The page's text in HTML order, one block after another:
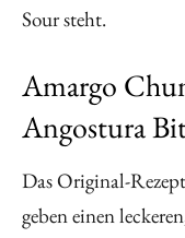
Sour steht.
Amargo
Angostura
Das Original-
geben einen